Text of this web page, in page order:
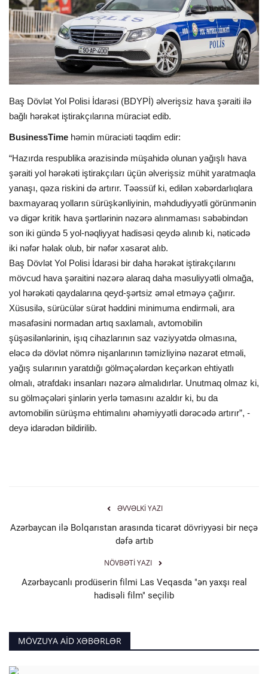
İDMAN
FORMULA 1
DÜNYA
ANALİTİKA
Baş Dövlət Yol Polisi İdarəsi (BDYPİ) əlverişsiz hava şəraiti ilə
bağlı hərəkət iştirakçılarına müraciət edib.
BusinessTime həmin müraciəti təqdim edir:
“Hazırda respublika ərazisində müşahidə olunan yağışlı hava
şəraiti yol hərəkəti iştirakçıları üçün əlverişsiz mühit yaratmaqla
yanaşı, qəza riskini də artırır. Təəssüf ki, edilən xəbərdarlıqlara
baxmayaraq yolların sürüşkənliyinin, məhdudiyyətli görünmənin
və digər kritik hava şərtlərinin nəzərə alınmaması səbəbindən
son iki gündə 5 yol-nəqliyyat hadisəsi qeydə alınıb ki, nəticədə
iki nəfər həlak olub, bir nəfər xəsarət alıb.
Baş Dövlət Yol Polisi İdarəsi bir daha hərəkət iştirakçılarını
mövcud hava şəraitini nəzərə alaraq daha məsuliyyətli olmağa,
yol hərəkəti qaydalarına qeyd-şərtsiz əməl etməyə çağırır.
Xüsusilə, sürücülər sürət həddini minimuma endirməli, ara
məsafəsini normadan artıq saxlamalı, avtomobilin
şüşəsilənlərinin, işıq cihazlarının saz vəziyyətdə olmasına,
eləcə də dövlət nömrə nişanlarının təmizliyinə nəzarət etməli,
yağış sularının yaratdığı gölməçələrdən keçərkən ehtiyatlı
olmalı, ətrafdakı insanları nəzərə almalıdırlar. Unutmaq olmaz ki,
su gölməçələri şinlərin yerlə təmasını azaldır ki, bu da
avtomobilin sürüşmə ehtimalını əhəmiyyətli dərəcədə artırır”, -
deyə idarədən bildirilib.
ƏVVƏLKI YAZI
Azərbaycan ilə Bolqarıstan arasında ticarət dövriyyəsi bir neçə
dəfə artıb
NÖVBƏTI YAZI
Azərbaycanlı prodüserin filmi Las Veqasda "ən yaxşı real
hadisəli film" seçilib
MÖVZUYA AID XƏBƏRLƏR